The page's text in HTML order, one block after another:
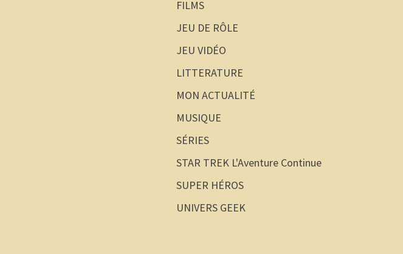
FILMS
JEU DE RÔLE
JEU VIDÉO
LITTERATURE
MON ACTUALITÉ
MUSIQUE
SÉRIES
STAR TREK L'Aventure Continue
SUPER HÉROS
UNIVERS GEEK